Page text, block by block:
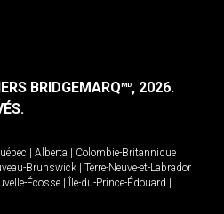
BRIDGEMARQMD, 2026.
| Alberta | Colombie-Britannique |
Brunswick | Terre-Neuve-et-Labrador
Écosse | Île-du-Prince-Édouard |